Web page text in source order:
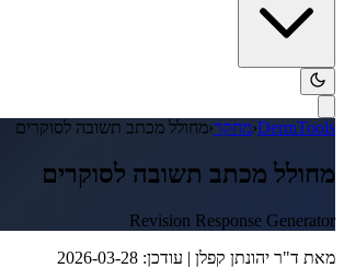
DermTools
‹מחקר‹מחולל מכתב תשובה לסוקרים
מחולל מכתב תשובה לסוקרים
Revision Response Generator
מאת ד"ר יהונתן קפלן | עודכן: 2026-03-28